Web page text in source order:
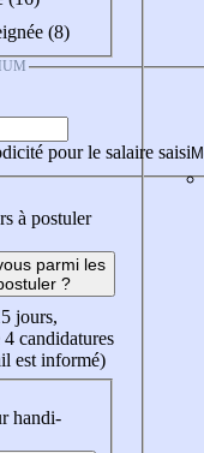
(8)
pour le salaire saisi
à postuler
parmi les
?
jours,
candidatures
est informé)
handi-